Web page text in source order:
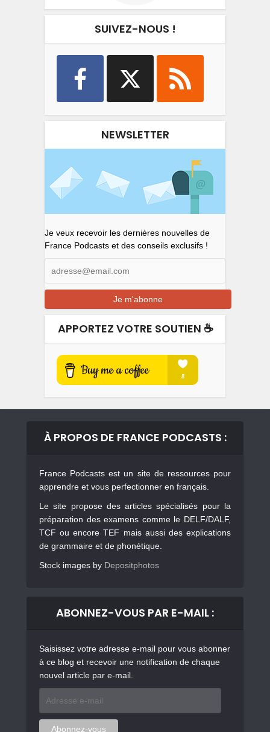
SUIVEZ-NOUS !
NEWSLETTER
Je veux recevoir les dernières nouvelles de
France Podcasts et des conseils exclusifs !
APPORTEZ VOTRE SOUTIEN ☕️
À PROPOS DE FRANCE PODCASTS :
France Podcasts est un site de ressources pour
apprendre et vous perfectionner en français.
Le site propose des articles spécialisés pour la
préparation des examens comme le DELF/DALF,
TCF ou encore TEF mais aussi des explications
de grammaire et de phonétique.
Stock images by Depositphotos
ABONNEZ-VOUS PAR E-MAIL :
Saisissez votre adresse e-mail pour vous abonner
à ce blog et recevoir une notification de chaque
nouvel article par e-mail.
mail
Abonnez-vous